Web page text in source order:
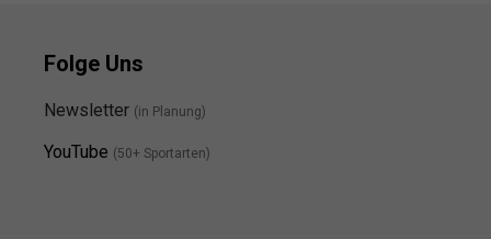
Folge Uns
Newsletter (in Planung)
YouTube (50+ Sportarten)